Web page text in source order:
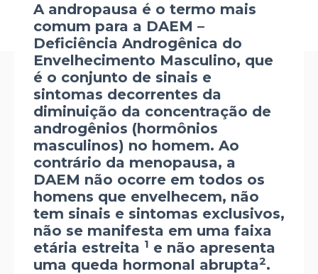
A andropausa é o termo mais
comum para a DAEM –
Deficiência Androgênica do
Envelhecimento Masculino, que
é o conjunto de sinais e
sintomas decorrentes da
diminuição da concentração de
androgênios (hormônios
masculinos) no homem. Ao
contrário da menopausa, a
DAEM não ocorre em todos os
homens que envelhecem, não
tem sinais e sintomas exclusivos,
não se manifesta em uma faixa
etária estreita 1 e não apresenta
uma queda hormonal abrupta2.